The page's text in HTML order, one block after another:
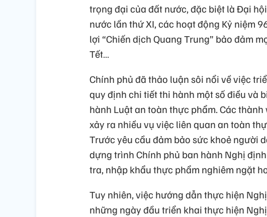
trọng đại của đất nước, đặc biệt là Đại
nước lần thứ XI, các hoạt động Kỷ niệm
lợi “Chiến dịch Quang Trung” bảo đảm
Tết…
Chính phủ đã thảo luận sôi nổi về việc
quy định chi tiết thi hành một số điều và
hành Luật an toàn thực phẩm. Các
xảy ra nhiều vụ việc liên quan an toàn
Trước yêu cầu đảm bảo sức khoẻ người
dựng trình Chính phủ ban hành Nghị
tra, nhập khẩu thực phẩm nghiêm ngặt
Tuy nhiên, việc hướng dẫn thực hiện
những ngày đầu triển khai thực hiện